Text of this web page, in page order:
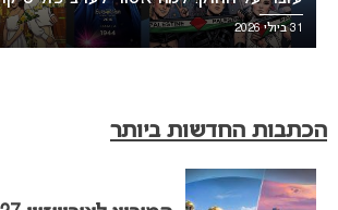
31 ביולי 2026
הכתבות החדשות ביותר